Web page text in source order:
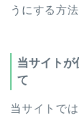
うにする方
当サイトが
て
当サイトで